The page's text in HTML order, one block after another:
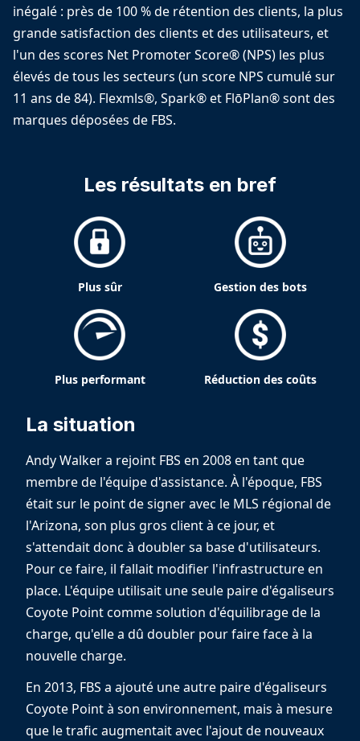
inégalé : près de 100 % de rétention des clients, la plus
grande satisfaction des clients et des utilisateurs, et
l'un des scores Net Promoter Score® (NPS) les plus
élevés de tous les secteurs (un score NPS cumulé sur
11 ans de 84). Flexmls®, Spark® et FlōPlan® sont des
marques déposées de FBS.
Les résultats en bref
Plus sûr Gestion des bots
Plus performant Réduction des coûts
La situation
Andy Walker a rejoint FBS en 2008 en tant que
membre de l'équipe d'assistance. À l'époque, FBS
était sur le point de signer avec le MLS régional de
l'Arizona, son plus gros client à ce jour, et
s'attendait donc à doubler sa base d'utilisateurs.
Pour ce faire, il fallait modifier l'infrastructure en
place. L'équipe utilisait une seule paire d'égaliseurs
Coyote Point comme solution d'équilibrage de la
charge, qu'elle a dû doubler pour faire face à la
nouvelle charge.
En 2013, FBS a ajouté une autre paire d'égaliseurs
Coyote Point à son environnement, mais à mesure
que le trafic augmentait avec l'ajout de nouveaux